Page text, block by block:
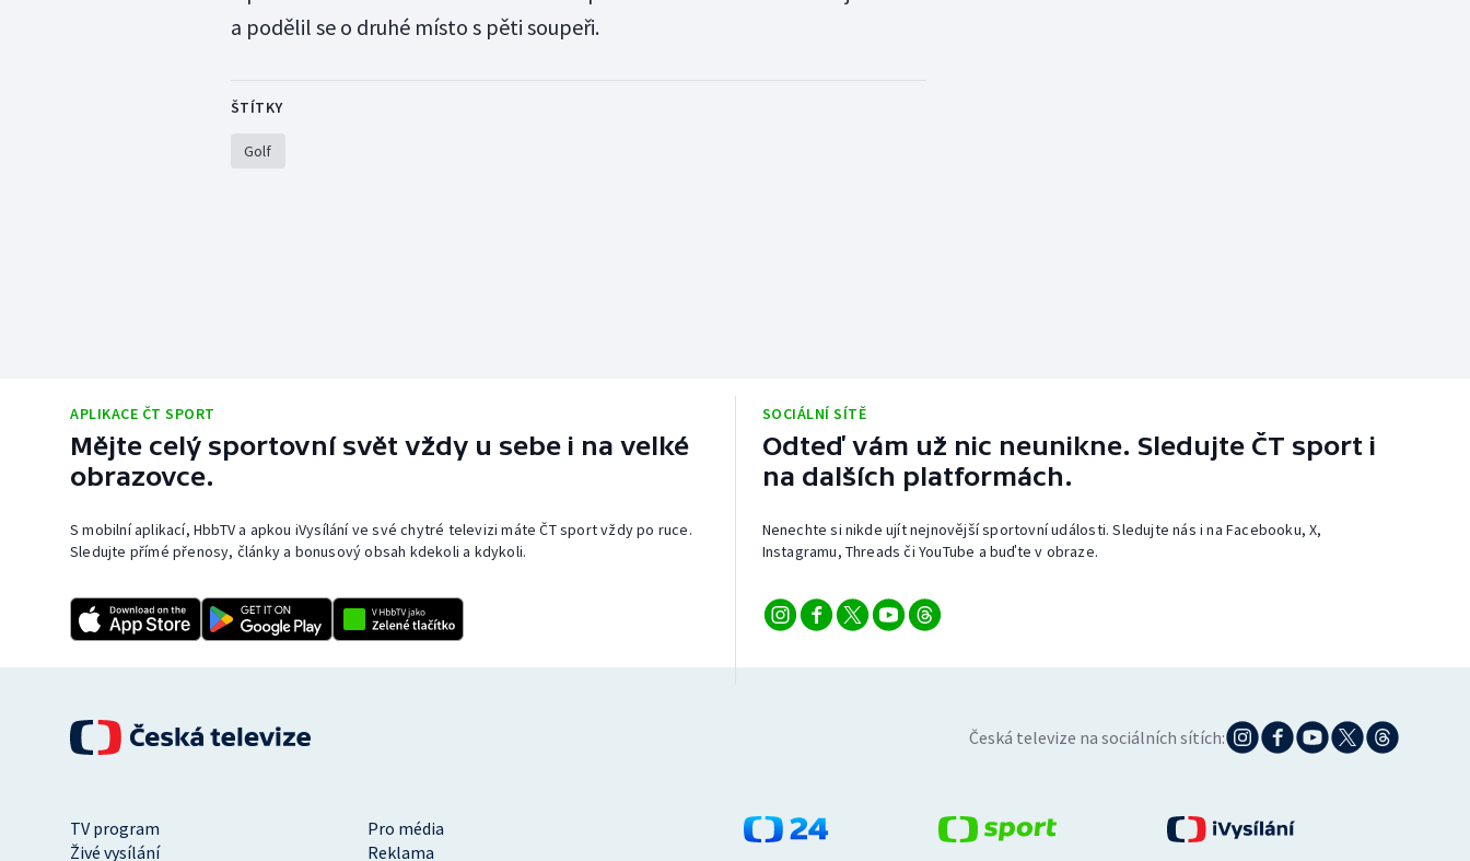
a podělil se o druhé místo s pěti soupeři.
ŠTÍTKY
Golf
APLIKACE ČT SPORT
Mějte celý sportovní svět vždy u sebe i na velké
obrazovce.
S mobilní aplikací, HbbTV a apkou iVysílání ve své chytré televizi máte ČT sport vždy po ruce.
Sledujte přímé přenosy, články a bonusový obsah kdekoli a kdykoli.
SOCIÁLNÍ SÍTĚ
Odteď vám už nic neunikne. Sledujte ČT sport i
na dalších platformách.
Nenechte si nikde ujít nejnovější sportovní události. Sledujte nás i na Facebooku, X,
Instagramu, Threads či YouTube a buďte v obraze.
Česká televize na sociálních sítích:
TV program
Pro média
Živé vysílání
Reklama